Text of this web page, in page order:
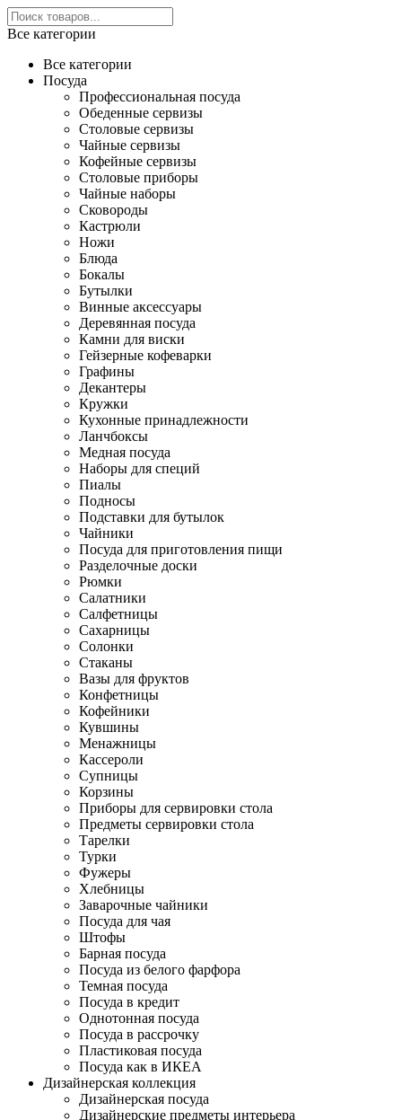
Все категории
Все категории
Посуда
Профессиональная посуда
Обеденные сервизы
Столовые сервизы
Чайные сервизы
Кофейные сервизы
Столовые приборы
Чайные наборы
Сковороды
Кастрюли
Ножи
Блюда
Бокалы
Бутылки
Винные аксессуары
Деревянная посуда
Камни для виски
Гейзерные кофеварки
Графины
Декантеры
Кружки
Кухонные принадлежности
Ланчбоксы
Медная посуда
Наборы для специй
Пиалы
Подносы
Подставки для бутылок
Чайники
Посуда для приготовления пищи
Разделочные доски
Рюмки
Салатники
Салфетницы
Сахарницы
Солонки
Стаканы
Вазы для фруктов
Конфетницы
Кофейники
Кувшины
Менажницы
Кассероли
Супницы
Корзины
Приборы для сервировки стола
Предметы сервировки стола
Тарелки
Турки
Фужеры
Хлебницы
Заварочные чайники
Посуда для чая
Штофы
Барная посуда
Посуда из белого фарфора
Темная посуда
Посуда в кредит
Однотонная посуда
Посуда в рассрочку
Пластиковая посуда
Посуда как в ИКЕА
Дизайнерская коллекция
Дизайнерская посуда
Дизайнерские предметы интерьера